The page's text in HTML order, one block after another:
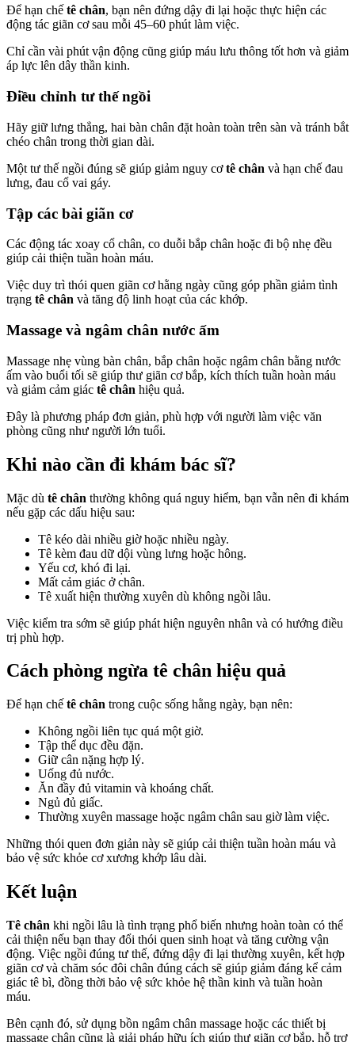
Để hạn chế tê chân, bạn nên đứng dậy đi lại hoặc thực hiện các
động tác giãn cơ sau mỗi 45–60 phút làm việc.
Chỉ cần vài phút vận động cũng giúp máu lưu thông tốt hơn và giảm
áp lực lên dây thần kinh.
Điều chỉnh tư thế ngồi
Hãy giữ lưng thẳng, hai bàn chân đặt hoàn toàn trên sàn và tránh bắt
chéo chân trong thời gian dài.
Một tư thế ngồi đúng sẽ giúp giảm nguy cơtê chân và hạn chế đau
lưng, đau cổ vai gáy.
Tập các bài giãn cơ
Các động tác xoay cổ chân, co duỗi bắp chân hoặc đi bộ nhẹ đều
giúp cải thiện tuần hoàn máu.
Việc duy trì thói quen giãn cơ hằng ngày cũng góp phần giảm tình
trạng tê chân và tăng độ linh hoạt của các khớp.
Massage và ngâm chân nước ấm
Massage nhẹ vùng bàn chân, bắp chân hoặc ngâm chân bằng nước
ấm vào buổi tối sẽ giúp thư giãn cơ bắp, kích thích tuần hoàn máu
và giảm cảm giác tê chân hiệu quả.
Đây là phương pháp đơn giản, phù hợp với người làm việc văn
phòng cũng như người lớn tuổi.
Khi nào cần đi khám bác sĩ?
Mặc dù tê chân thường không quá nguy hiểm, bạn vẫn nên đi khám
nếu gặp các dấu hiệu sau:
Tê kéo dài nhiều giờ hoặc nhiều ngày.
Tê kèm đau dữ dội vùng lưng hoặc hông.
Yếu cơ, khó đi lại.
Mất cảm giác ở chân.
Tê xuất hiện thường xuyên dù không ngồi lâu.
Việc kiểm tra sớm sẽ giúp phát hiện nguyên nhân và có hướng điều
trị phù hợp.
Cách phòng ngừa tê chân hiệu quả
Để hạn chế tê chân trong cuộc sống hằng ngày, bạn nên:
Không ngồi liên tục quá một giờ.
Tập thể dục đều đặn.
Giữ cân nặng hợp lý.
Uống đủ nước.
Ăn đầy đủ vitamin và khoáng chất.
Ngủ đủ giấc.
Thường xuyên massage hoặc ngâm chân sau giờ làm việc.
Những thói quen đơn giản này sẽ giúp cải thiện tuần hoàn máu và
bảo vệ sức khỏe cơ xương khớp lâu dài.
Kết luận
Tê chân khi ngồi lâu là tình trạng phổ biến nhưng hoàn toàn có thể
cải thiện nếu bạn thay đổi thói quen sinh hoạt và tăng cường vận
động. Việc ngồi đúng tư thế, đứng dậy đi lại thường xuyên, kết hợp
giãn cơ và chăm sóc đôi chân đúng cách sẽ giúp giảm đáng kể cảm
giác tê bì, đồng thời bảo vệ sức khỏe hệ thần kinh và tuần hoàn
máu.
Bên cạnh đó, sử dụng bồn ngâm chân massage hoặc các thiết bị
massage chân cũng là giải pháp hữu ích giúp thư giãn cơ bắp, hỗ trợ